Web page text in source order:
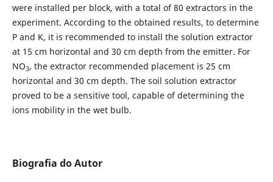
were installed per block, with a total of 80 extractors in the
experiment. According to the obtained results, to determine
P and K, it is recommended to install the solution extractor
at 15 cm horizontal and 30 cm depth from the emitter. For
NO3, the extractor recommended placement is 25 cm
horizontal and 30 cm depth. The soil solution extractor
proved to be a sensitive tool, capable of determining the
ions mobility in the wet bulb.
Biografia do Autor